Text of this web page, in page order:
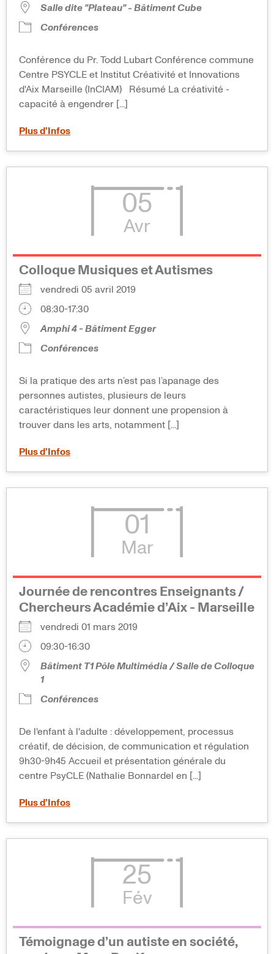
Salle dite "Plateau" - Bâtiment Cube
Conférences
Conférence du Pr. Todd Lubart Conférence commune
Centre PSYCLE et Institut Créativité et Innovations
d'Aix Marseille (InCIAM) Résumé La créativité -
capacité à engendrer [...]
Plus d’Infos
05
Avr
Colloque Musiques et Autismes
vendredi 05 avril 2019
08:30-17:30
Amphi 4 - Bâtiment Egger
Conférences
Si la pratique des arts n’est pas l’apanage des
personnes autistes, plusieurs de leurs
caractéristiques leur donnent une propension à
trouver dans les arts, notamment [...]
Plus d’Infos
01
Mar
Journée de rencontres Enseignants /
Chercheurs Académie d’Aix - Marseille
vendredi 01 mars 2019
09:30-16:30
Bâtiment T1 Pôle Multimédia / Salle de Colloque
1
Conférences
De l'enfant à l'adulte : développement, processus
créatif, de décision, de communication et régulation
9h30-9h45 Accueil et présentation générale du
centre PsyCLE (Nathalie Bonnardel en [...]
Plus d’Infos
25
Fév
Témoignage d’un autiste en société,